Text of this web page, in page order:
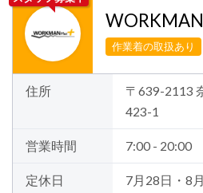
作業着の取扱あり
住所
〒639-2113
423-1
営業時間 7:00 - 20:00
定休日
7月28日・8